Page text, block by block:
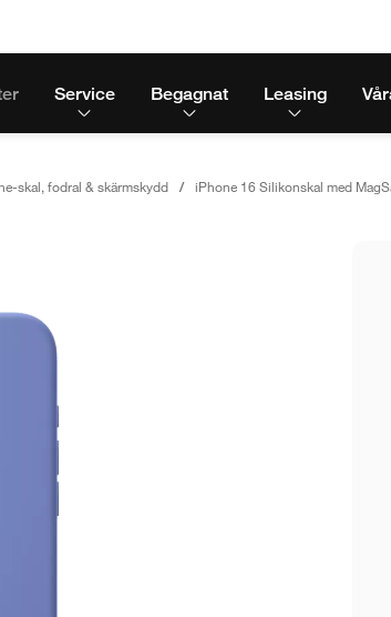
Service Begagnat Leasing
skal, fodral & skärmskydd iPhone 16 Silikonskal med